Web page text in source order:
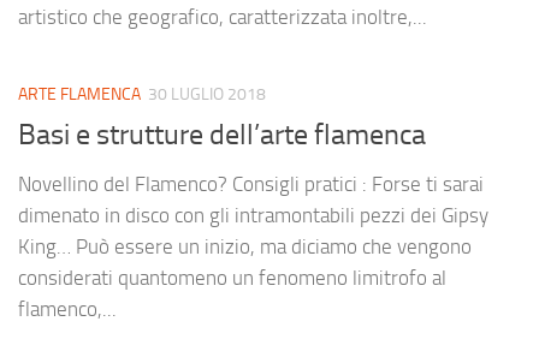
artistico che geografico, caratterizzata inoltre,...
ARTE FLAMENCA 30 LUGLIO 2018
Basi e strutture dell’arte flamenca
Novellino del Flamenco? Consigli pratici : Forse ti sarai
dimenato in disco con gli intramontabili pezzi dei Gipsy
King… Può essere un inizio, ma diciamo che vengono
considerati quantomeno un fenomeno limitrofo al
flamenco,...